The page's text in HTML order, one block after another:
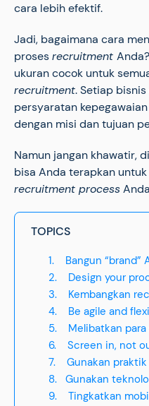
cara lebih efektif.
Jadi, bagaimana cara
prosesrecruitment
ukuran cocok untuk
recruitment. Setiap
persyaratan
dengan misi dan tujuan
Namun jangan khawatir,
bisa Anda terapkan
recruitment process
TOPICS
1. Bangun “brand”
2. Design your
3. Kembangkan
4. Be agile and
5. Melibatkan para
6. Screen in, not
7. Gunakan
8. Gunakan
9. Tingkatkan